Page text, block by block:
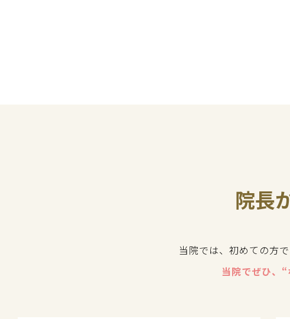
院長
当院では、初めての方
当院でぜひ、